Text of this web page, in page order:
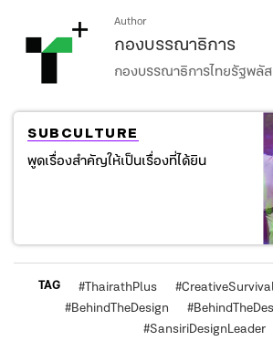
Author
กองบรรณาธิการ
กองบรรณาธิการไทยรัฐพลัส
SUBCULTURE
พูดเรื่องสำคัญให้เป็นเรื่องที่ได้ยิน
TAG #ThairathPlus #
#BehindTheDesign #
#SansiriDesignLeader